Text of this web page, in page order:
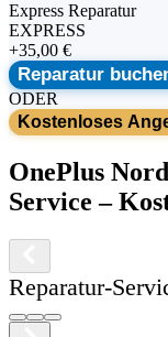
Express Reparatur
EXPRESS
+35,00 €
Reparatur
ODER
Kostenloses
OnePlus
Service –
Reparatur-